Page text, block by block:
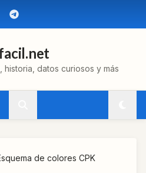
historia, datos curiosos y más
de colores CPK